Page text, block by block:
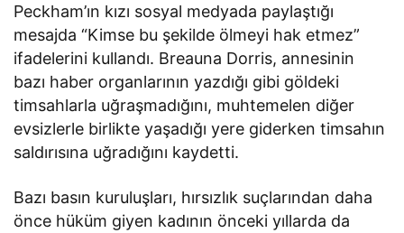
Peckham’ın kızı sosyal medyada paylaştığı
mesajda “Kimse bu şekilde ölmeyi hak etmez”
ifadelerini kullandı. Breauna Dorris, annesinin
bazı haber organlarının yazdığı gibi göldeki
timsahlarla uğraşmadığını, muhtemelen diğer
evsizlerle birlikte yaşadığı yere giderken timsahın
saldırısına uğradığını kaydetti.
Bazı basın kuruluşları, hırsızlık suçlarından daha
önce hüküm giyen kadının önceki yıllarda da